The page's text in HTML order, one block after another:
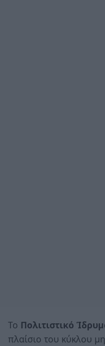
Το Πολιτιστικό
πλαίσιο του κύκλου